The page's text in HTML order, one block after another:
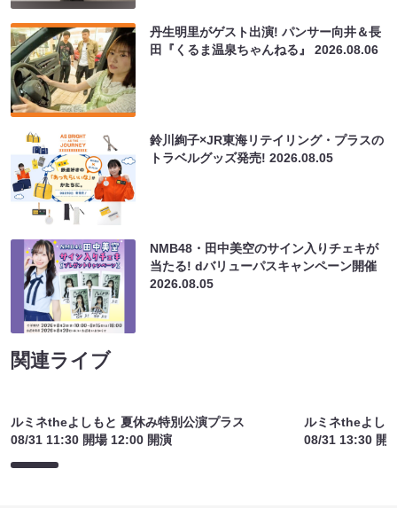
丹生明里がゲスト出演! パンサー向井＆長
田『くるま温泉ちゃんねる』2026.08.06
鈴川絢子×JR東海リテイリング・プラスの
トラベルグッズ発売!2026.08.05
NMB48・田中美空のサイン入りチェキが
当たる! dバリューパスキャンペーン開催
2026.08.05
関連ライブ